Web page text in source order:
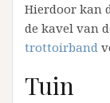
Hierdoor kan
de kavel van
trottoirband
Tuin